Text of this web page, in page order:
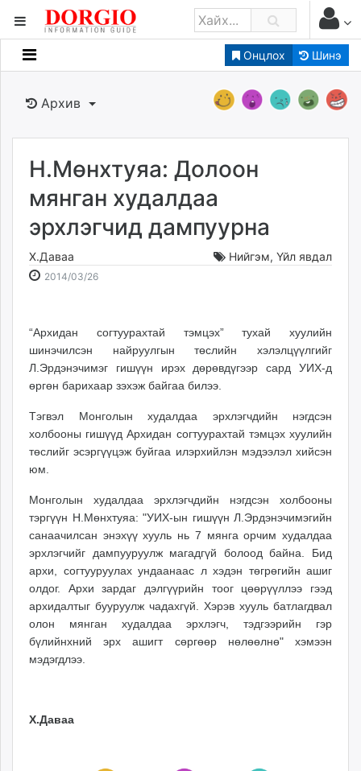
Онцлох Шинэ
Мэдээллийн
Банк санхүү
Бизнес ААН
Төрийн
dorgio.mn
Gogo.mn
caak.mn
Baabar.mn
tovch.mn
ikon.mn
mnb.mn
Livetv.mn
Eguur.mn
24tsag.mn
shuud.mn
eagle.mn
ergelt.mn
zarig.mn
today.mn
zuv.mn
mminfo.mn
ugluu.mn
urlag.mn
unen.mn
shuurhai.mn
Архив
Н.Мөнхтуяа: Долоон
мянган худалдаа
эрхлэгчид дампуурна
Х.Даваа Нийгэм, Үйл явдал
2014/03/262014-
19:22:36
2026-
18:44:29
“Архидан согтуурахтай тэмцэх” тухай хуулийн
шинэчилсэн найруулгын төслийн хэлэлцүүлгийг
Л.Эрдэнэчимэг гишүүн ирэх дөрөвдүгээр сард УИХ-д
өргөн барихаар зэхэж байгаа билээ.
Тэгвэл Монголын худалдаа эрхлэгчдийн нэгдсэн
холбооны гишүүд Архидан согтуурахтай тэмцэх хуулийн
төслийг эсэргүүцэж буйгаа илэрхийлэн мэдээлэл хийсэн
юм.
Монголын худалдаа эрхлэгчдийн нэгдсэн холбооны
тэргүүн Н.Мөнхтуяа: "УИХ-ын гишүүн Л.Эрдэнэчимэгийн
санаачилсан энэхүү хууль нь 7 мянга орчим худалдаа
эрхлэгчийг дампууруулж магадгүй болоод байна. Бид
архи, согтууруулах ундаанаас л хэдэн төгрөгийн ашиг
олдог. Архи зардаг дэлгүүрийн тоог цөөрүүллээ гээд
архидалтыг бууруулж чадахгүй. Хэрэв хууль батлагдвал
олон мянган худалдаа эрхлэгч, тэдгээрийн гэр
бүлийнхний эрх ашигт сөргөөр нөлөөлнө" хэмээн
мэдэгдлээ.
Х.Даваа